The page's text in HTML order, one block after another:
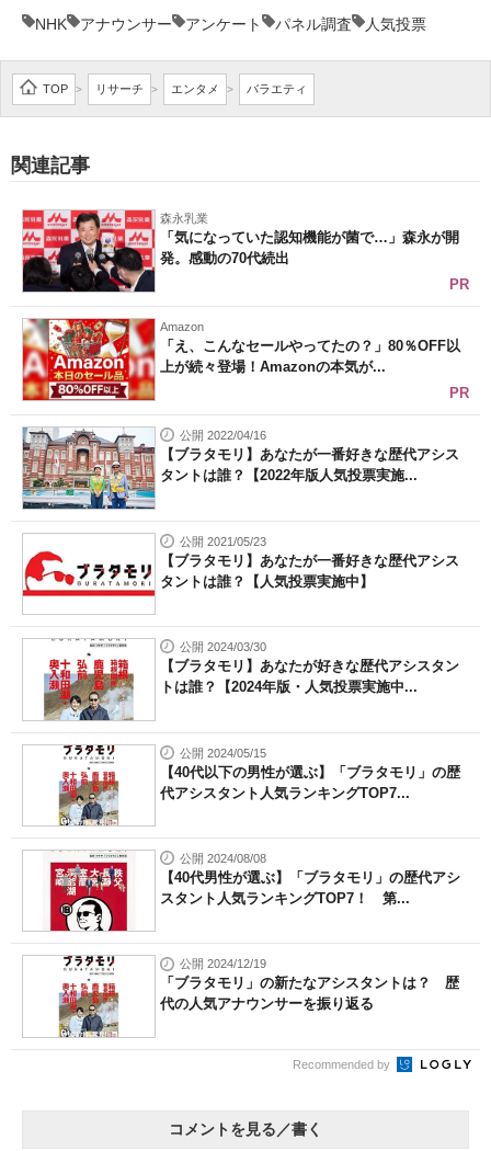
NHK アナウンサー アンケート パネル調査 人気投票
TOP > リサーチ > エンタメ > バラエティ
関連記事
森永乳業
「気になっていた認知機能が菌で…」森永が開
発。感動の70代続出
PR
Amazon
「え、こんなセールやってたの？」80％OFF以
上が続々登場！Amazonの本気が...
PR
公開 2022/04/16
【ブラタモリ】あなたが一番好きな歴代アシス
タントは誰？【2022年版人気投票実施...
公開 2021/05/23
【ブラタモリ】あなたが一番好きな歴代アシス
タントは誰？【人気投票実施中】
公開 2024/03/30
【ブラタモリ】あなたが好きな歴代アシスタン
トは誰？【2024年版・人気投票実施中...
公開 2024/05/15
【40代以下の男性が選ぶ】「ブラタモリ」の歴
代アシスタント人気ランキングTOP7...
公開 2024/08/08
【40代男性が選ぶ】「ブラタモリ」の歴代アシ
スタント人気ランキングTOP7！ 第...
公開 2024/12/19
「ブラタモリ」の新たなアシスタントは？ 歴
代の人気アナウンサーを振り返る
Recommended by
コメントを見る／書く